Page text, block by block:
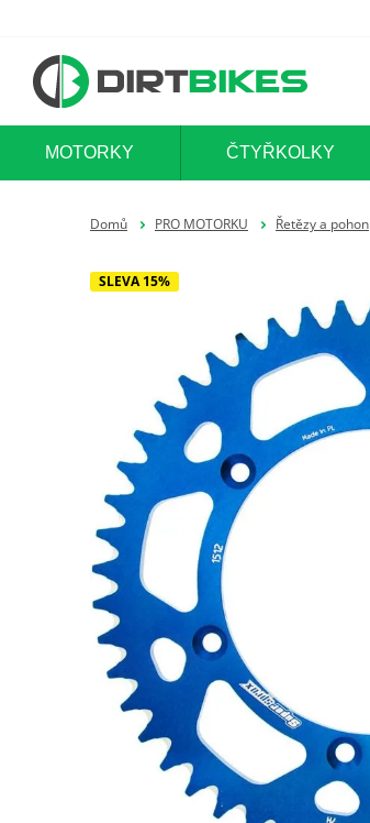
MOTORKY ČTYŘKOLKY
Domů PRO MOTORKU Řetězy a pohon
SLEVA 15%